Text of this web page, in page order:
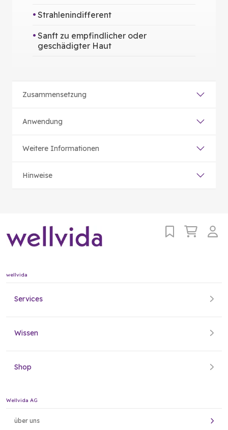
Strahlenindifferent
Sanft zu empfindlicher oder
geschädigter Haut
Zusammensetzung
Anwendung
Weitere Informationen
Hinweise
wellvida
Services
Wissen
Shop
Wellvida AG
über uns